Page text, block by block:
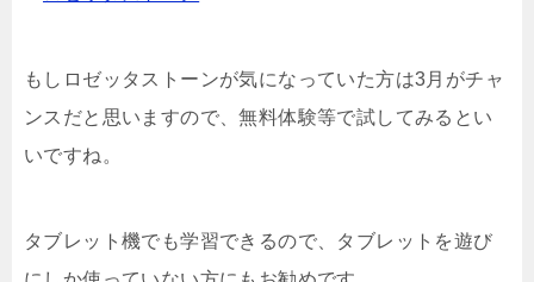
もしロゼッタストーンが気になっていた方は3月がチャ
ンスだと思いますので、無料体験等で試してみるとい
いですね。
タブレット機でも学習できるので、タブレットを遊び